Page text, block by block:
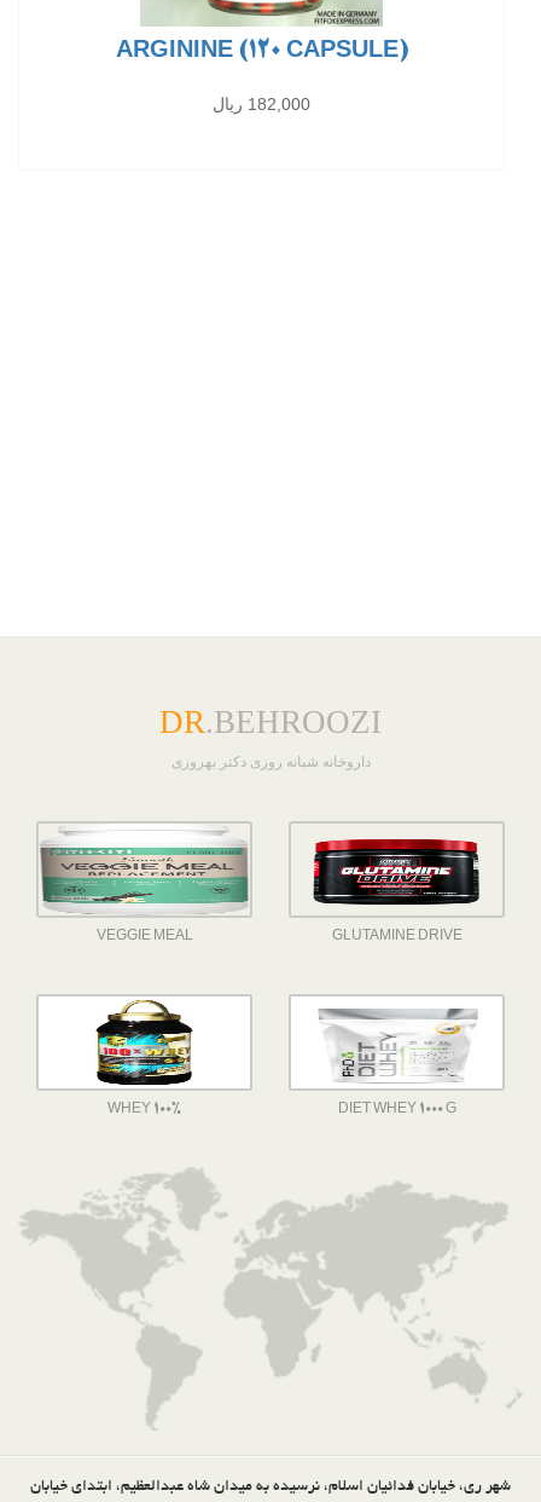
ARGININE (120 CAPSULE)
182,000 ریال
DR.BEHROOZI
داروخانه شبانه روزی دکتر بهروزی
GLUTAMINE DRIVE
VEGGIE MEAL
DIET WHEY 1000 G
WHEY 100%
شهر ری، خیابان فدائیان اسلام، نرسیده به میدان شاه عبدالعظیم، ابتدای خیابان